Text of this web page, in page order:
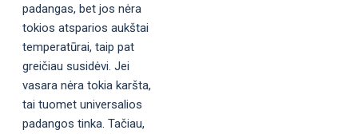
padangas, bet jos nėra
tokios atsparios aukštai
temperatūrai, taip pat
greičiau susidėvi. Jei
vasara nėra tokia karšta,
tai tuomet universalios
padangos tinka. Tačiau,